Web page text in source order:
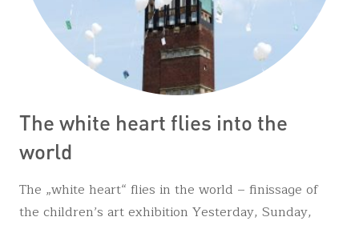
The white heart flies into the
world
The „white heart“ flies in the world – finissage of
the children’s art exhibition Yesterday, Sunday,